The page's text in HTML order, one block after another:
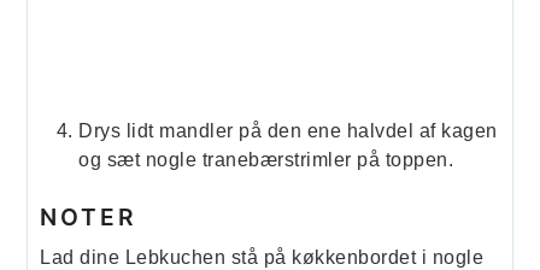
Drys lidt mandler på den ene halvdel af kagen
og sæt nogle tranebærstrimler på toppen.
NOTER
Lad dine Lebkuchen stå på køkkenbordet i nogle